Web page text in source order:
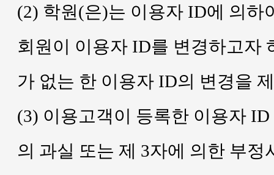
(2) 학원(은)는 이용자 ID에 의하
회원이 이용자 ID를 변경하고자
가 없는 한 이용자 ID의 변경을
(3) 이용고객이 등록한 이용자
의 과실 또는 제 3자에 의한 부